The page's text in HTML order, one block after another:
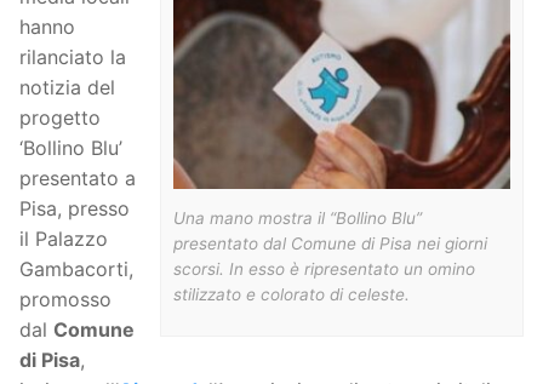
Una mano mostra il “Bollino Blu”
presentato dal Comune di Pisa nei giorni
scorsi. In esso è ripresentato un omino
stilizzato e colorato di celeste.
hanno
rilanciato la
notizia del
progetto
‘Bollino Blu’
presentato a
Pisa, presso
il Palazzo
Gambacorti,
promosso
dal Comune
di Pisa,